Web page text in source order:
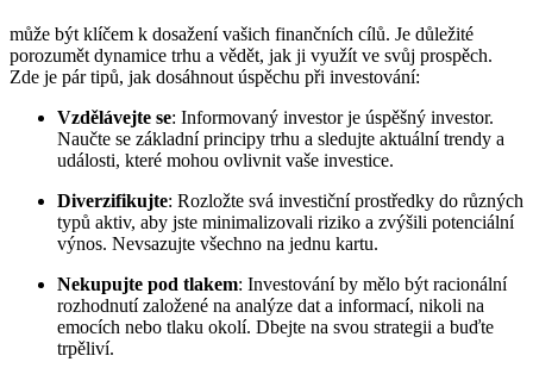
může být klíčem k dosažení vašich finančních cílů. Je důležité
porozumět dynamice trhu a vědět, jak ji využít ve svůj prospěch.
Zde je pár tipů, jak dosáhnout úspěchu při investování:
Vzdělávejte se: Informovaný investor je úspěšný investor.
Naučte se základní principy trhu a sledujte aktuální trendy a
události, které mohou ovlivnit vaše investice.
Diverzifikujte: Rozložte svá investiční prostředky do různých
typů aktiv, aby jste minimalizovali riziko a zvýšili potenciální
výnos. Nevsazujte všechno na jednu kartu.
Nekupujte pod tlakem: Investování by mělo být racionální
rozhodnutí založené na analýze dat a informací, nikoli na
emocích nebo tlaku okolí. Dbejte na svou strategii a buďte
trpěliví.